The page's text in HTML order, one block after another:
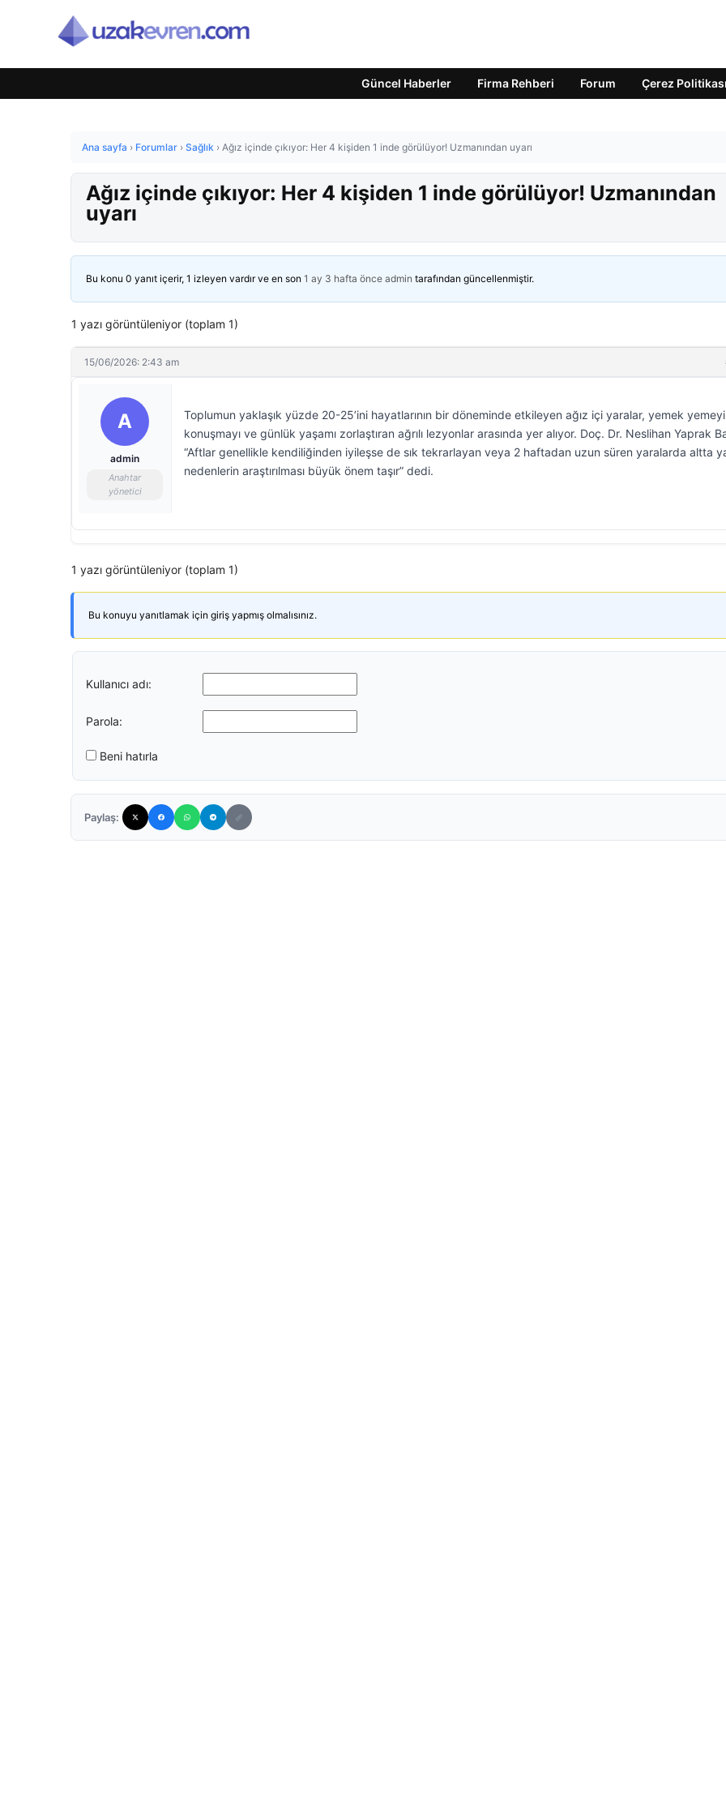
Güncel Haberler Firma Rehberi Forum Çerez Politikası
Ana sayfa › Forumlar › Sağlık › Ağız içinde çıkıyor: Her 4 kişiden 1 inde görülüyor! Uzmanından uyarı
Ağız içinde çıkıyor: Her 4 kişiden 1 inde görülüyor! Uzmanından
uyarı
Bu konu 0 yanıt içerir, 1 izleyen vardır ve en son 1 ay 3 hafta önce admin tarafından güncellenmiştir.
1 yazı görüntüleniyor (toplam 1)
15/06/2026: 2:43 am
A
admin
Anahtar
yönetici
Toplumun yaklaşık yüzde 20-25’ini hayatlarının bir döneminde etkileyen ağız içi yaralar, yemek
konuşmayı ve günlük yaşamı zorlaştıran ağrılı lezyonlar arasında yer alıyor. Doç. Dr. Neslihan Yaprak
“Aftlar genellikle kendiliğinden iyileşse de sık tekrarlayan veya 2 haftadan uzun süren yaralarda altta
nedenlerin araştırılması büyük önem taşır” dedi.
1 yazı görüntüleniyor (toplam 1)
Bu konuyu yanıtlamak için giriş yapmış olmalısınız.
Kullanıcı adı:
Parola:
Beni hatırla
Paylaş: